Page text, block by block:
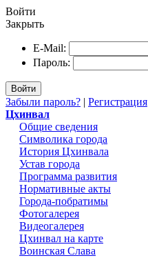
Войти
Закрыть
E-Mail:
Пароль:
Войти
Забыли пароль? | Регистрация
Цхинвал
Общие сведения
Символика города
История Цхинвала
Устав города
Программа развития
Нормативные акты
Города-побратимы
Фотогалерея
Видеогалерея
Цхинвал на карте
Воинская Слава